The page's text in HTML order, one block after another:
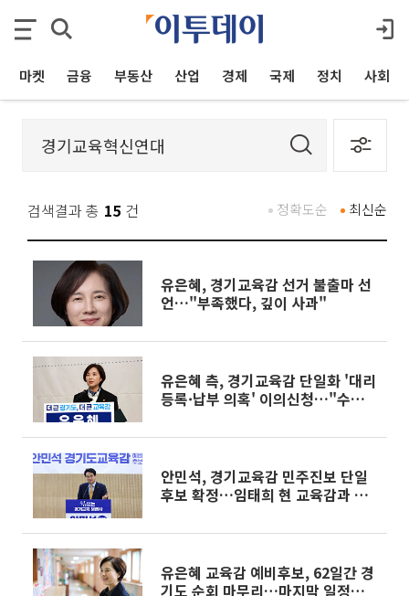
마켓 금융 부동산 산업 경제 국제 정치 사회
검색결과 총 15 건 최신순
정확도순
유은혜, 경기교육감 선거 불출마 선
언…"부족했다, 깊이 사과"
유은혜 측, 경기교육감 단일화 '대리
등록·납부 의혹' 이의신청…"수사
안민석, 경기교육감 민주진보 단일
후보 확정…임태희 현 교육감과 맞
유은혜 교육감 예비후보, 62일간 경
기도 순회 마무리…마지막 일정은